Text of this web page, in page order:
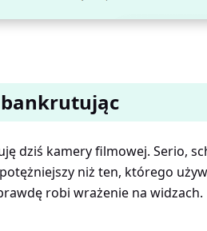
dziś kamery filmowej. Serio,
niż ten, którego
robi wrażenie na widzach.